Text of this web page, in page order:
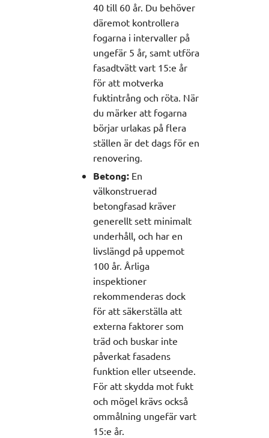
40 till 60 år. Du behöver
däremot kontrollera
fogarna i intervaller på
ungefär 5 år, samt utföra
fasadtvätt vart 15:e år
för att motverka
fuktintrång och röta. När
du märker att fogarna
börjar urlakas på flera
ställen är det dags för en
renovering.
Betong: En
välkonstruerad
betongfasad kräver
generellt sett minimalt
underhåll, och har en
livslängd på uppemot
100 år. Årliga
inspektioner
rekommenderas dock
för att säkerställa att
externa faktorer som
träd och buskar inte
påverkat fasadens
funktion eller utseende.
För att skydda mot fukt
och mögel krävs också
ommålning ungefär vart
15:e år.